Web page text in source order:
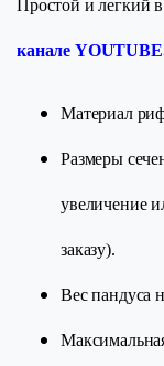
Простой и легкий
канале
Материал
Размеры
увеличение
заказу).
Вес пандуса